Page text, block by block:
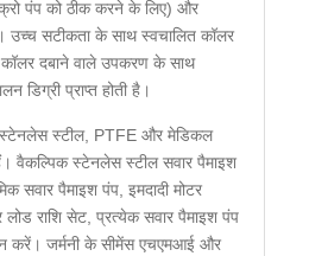
पंप को ठीक करने के लिए) और
उच्च सटीकता के साथ स्वचालित कॉलर
कॉलर दबाने वाले उपकरण के साथ
डिग्री प्राप्त होती है।
स्टेनलेस स्टील, PTFE और मेडिकल
वैकल्पिक स्टेनलेस स्टील सवार पैमाइश
सवार पैमाइश पंप, इमदादी मोटर
राशि सेट, प्रत्येक सवार पैमाइश पंप
करें। जर्मनी के सीमेंस एचएमआई और